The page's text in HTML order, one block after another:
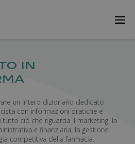
in
un intero dizionario dedicato
con informazioni pratiche e
tutto ciò che riguarda il marketing, la
e finanziaria, la gestione
competitiva della farmacia.